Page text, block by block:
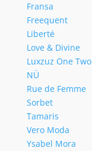
Fransa
Freequent
Liberté
Love & Divine
Luxzuz One Two
NÜ
Rue de Femme
Sorbet
Tamaris
Vero Moda
Ysabel Mora